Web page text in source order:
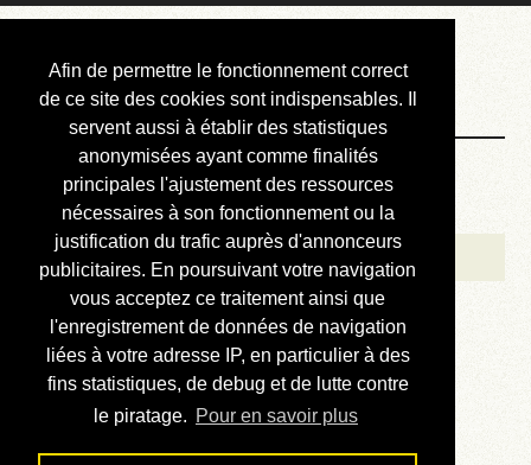
Afin de permettre le fonctionnement correct
de ce site des cookies sont indispensables. Il
servent aussi à établir des statistiques
anonymisées ayant comme finalités
principales l'ajustement des ressources
nécessaires à son fonctionnement ou la
justification du trafic auprès d'annonceurs
publicitaires. En poursuivant votre navigation
vous acceptez ce traitement ainsi que
l'enregistrement de données de navigation
liées à votre adresse IP, en particulier à des
fins statistiques, de debug et de lutte contre
le piratage. Pour en savoir plus
Courbis, « LE »
Blog Officiel
Bienvenue
Réalisations
Divers (et d’été)
Annonces
Liens externes
Téléchargement
Contact